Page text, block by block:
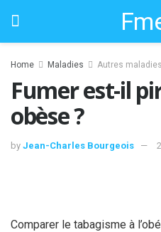
Home Maladies Autres maladies
Fumer est-il
obèse ?
by Jean-Charles Bourgeois
Comparer le tabagisme à